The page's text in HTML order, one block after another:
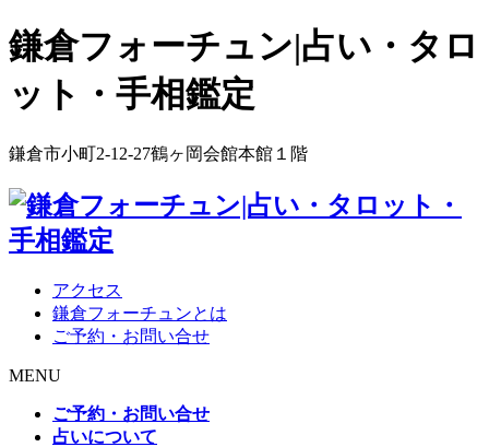
鎌倉フォーチュン|占い・タロ
ット・手相鑑定
鎌倉市小町2-12-27鶴ヶ岡会館本館１階
アクセス
鎌倉フォーチュンとは
ご予約・お問い合せ
MENU
ご予約・お問い合せ
占いについて